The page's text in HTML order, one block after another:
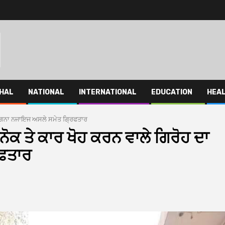
NATIONAL INTERNATIONAL EDUCATION
ਨਜਾਇਜ ਅਸਲੇ ਸਮੇਤ ਗ੍ਰਿਫਤਾਰ
ਤੇ ਕਾਰ ਖੋਹ ਕਰਨ ਵਾਲੇ ਗਿਰੋਹ ਦਾ